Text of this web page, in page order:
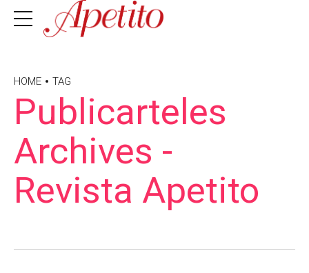
HOME TAG
Publicarteles
Archives -
Revista Apetito